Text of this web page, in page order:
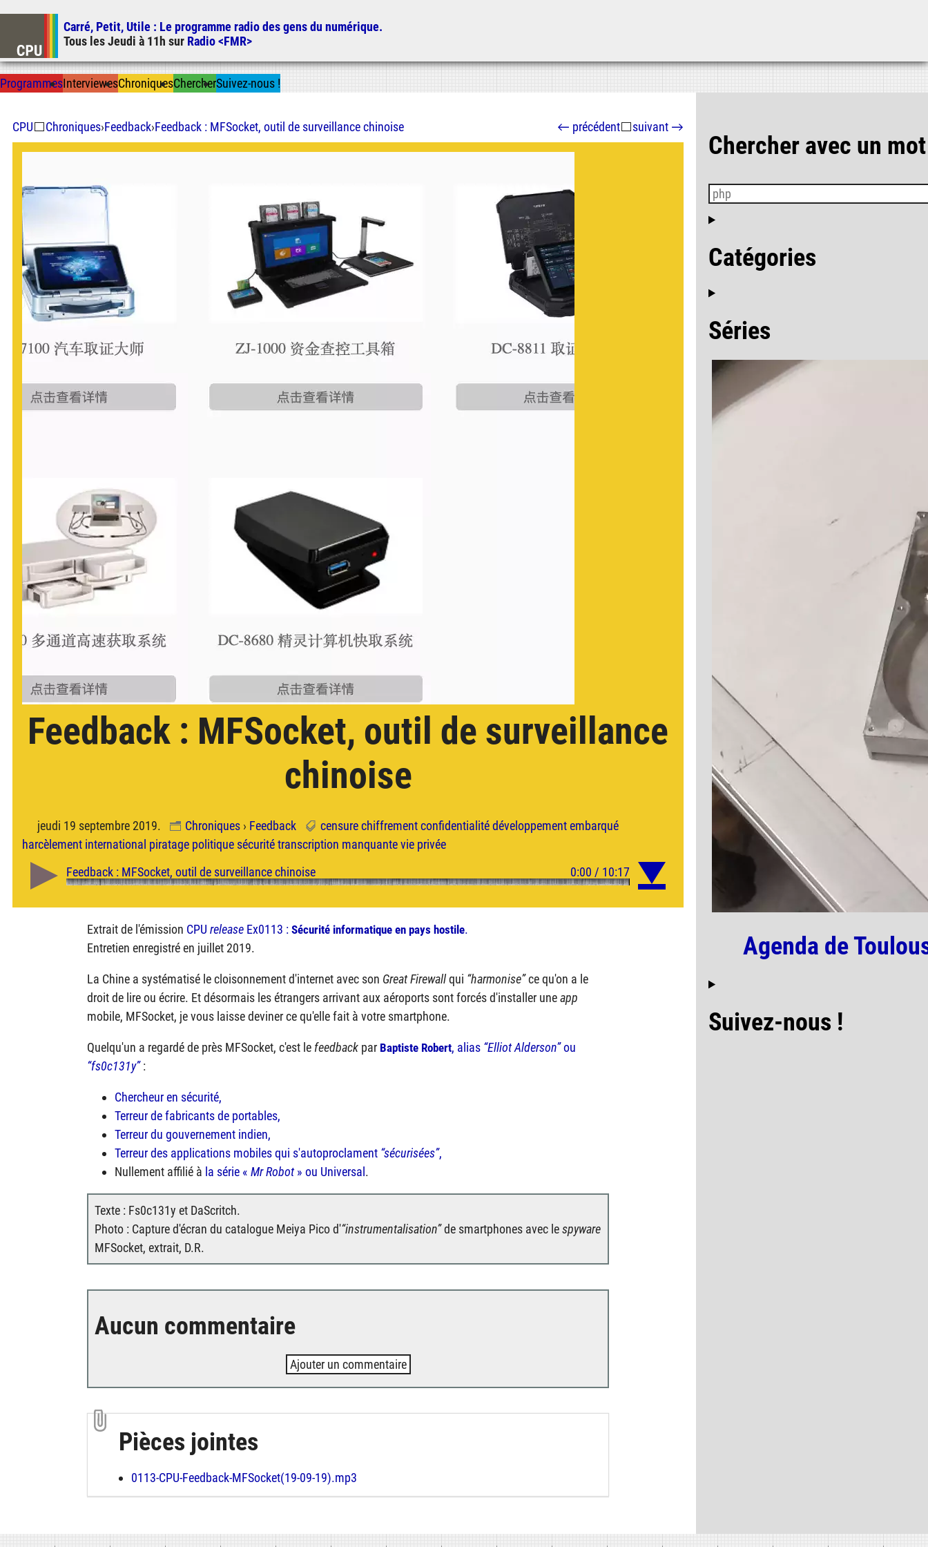
Aller à la recherche
Carré, Petit, Utile : Le programme radio des gens du numérique.
Tous lesJeudi à 11h sur Radio <FMR>
ProgrammesInterviewesChroniquesChercherSuivez-nous !
CPU⬜Chroniques›Feedback›Feedback : MFSocket, outil de surveillance chinoise ← précédent⬜suivant →
Feedback : MFSocket, outil de surveillance
chinoise
jeudi 19 septembre 2019. Chroniques › Feedback censure chiffrement confidentialité développement embarqué
harcèlement international piratage politique sécurité transcription manquante vie privée
Extrait de l'émission CPU release Ex0113 : Sécurité informatique en pays hostile.
Entretien enregistré en juillet 2019.
La Chine a systématisé le cloisonnement d'internet avec son Great Firewallqui harmonise ce qu'on a le
droit de lire ou écrire. Et désormais les étrangers arrivant aux aéroports sont forcés d'installer uneapp
mobile, MFSocket, je vous laisse deviner ce qu'elle fait à votre smartphone.
Quelqu'un a regardé de près MFSocket, c'est le feedback par Baptiste Robert, alias Elliot Alderson ou
fs0c131y :
Chercheur en sécurité,
Terreur de fabricants de portables,
Terreur du gouvernement indien,
Terreur des applications mobiles qui s'autoproclament sécurisées ,
Nullement affilié à la série « Mr Robot» ou Universal .
Texte : Fs0c131y et DaScritch.
Photo : Capture d'écran du catalogue Meiya Pico d' instrumentalisation de smartphones avec lespyware
MFSocket, extrait, D.R.
Aucun commentaire
Ajouter un commentaire
Pièces jointes
0113-CPU-Feedback-MFSocket(19-09-19).mp3
Chercher avec un mot
Catégories
Séries
Agenda de
Suivez-nous !